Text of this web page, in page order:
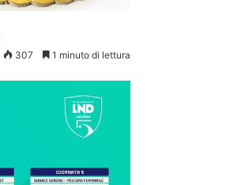
307
1 minuto di lettura